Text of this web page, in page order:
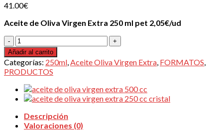
41.00€
Aceite de Oliva Virgen Extra 250 ml pet 2,05€/ud
Aceite
de
Oliva
Virgen
Extra
250
ml
caja
de
Añadir al carrito
Categorías: 250ml,Aceite Oliva Virgen Extra, FORMATOS,
PRODUCTOS
Descripción
Valoraciones (0)